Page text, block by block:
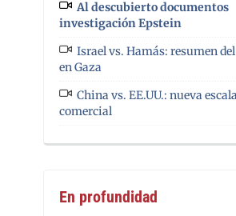
Al descubierto documentos
investigación Epstein
Israel vs. Hamás: resumen
en Gaza
China vs. EE.UU.: nueva
comercial
En profundidad